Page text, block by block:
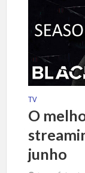
TV
O
junho